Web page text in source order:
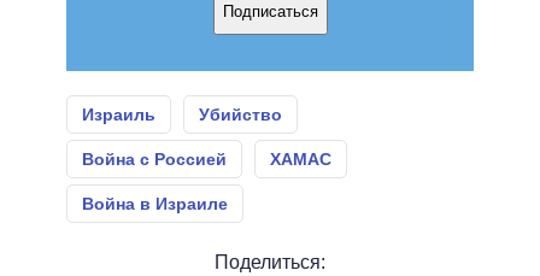
Подписаться
Израиль Убийство
Война с Россией ХАМАС
Война в Израиле
Поделиться: